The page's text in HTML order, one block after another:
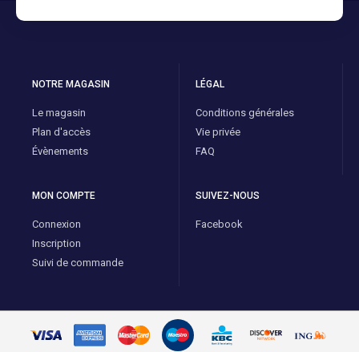
NOTRE MAGASIN
Le magasin
Plan d'accès
Évènements
LÉGAL
Conditions générales
Vie privée
FAQ
MON COMPTE
Connexion
Inscription
Suivi de commande
SUIVEZ-NOUS
Facebook